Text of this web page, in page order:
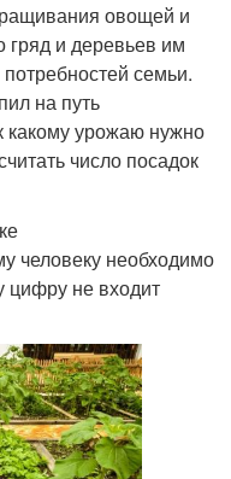
овощей и
гряд и деревьев им
семьи.
на путь
какому урожаю нужно
число посадок
человеку необходимо
цифру не входит